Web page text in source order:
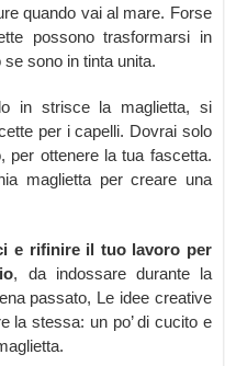
quando vai al mare. Forse
possono trasformarsi in
sono in tinta unita.
in strisce la maglietta, si
per i capelli. Dovrai solo
per ottenere la tua fascetta.
maglietta per creare una
e rifinire il tuo lavoro per
, da indossare durante la
passato, Le idee creative
la stessa: un po’ di cucito e